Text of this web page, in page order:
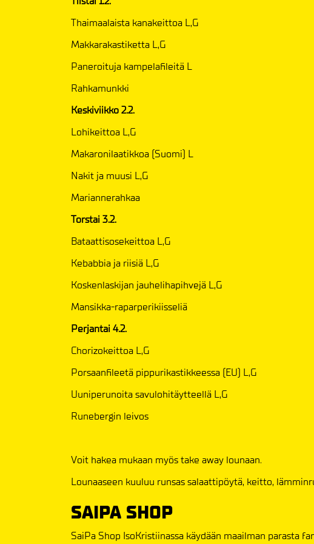
Thaimaalaista kanakeittoa L,G
Makkarakastiketta L,G
Paneroituja kampelafileitä L
Rahkamunkki
Keskiviikko 2.2.
Lohikeittoa L,G
Makaronilaatikkoa (Suomi) L
Nakit ja muusi L,G
Mariannerahkaa
Torstai 3.2.
Bataattisosekeittoa L,G
Kebabbia ja riisiä L,G
Koskenlaskijan jauhelihapihvejä L,G
Mansikka-raparperikiisseliä
Perjantai 4.2.
Chorizokeittoa L,G
Porsaanfileetä pippurikastikkeessa (EU) L,G
Uuniperunoita savulohitäytteellä L,G
Runebergin leivos
Voit hakea mukaan myös take away lounaan.
Lounaaseen kuuluu runsas salaattipöytä, keitto,
SAIPA SHOP
SaiPa Shop IsoKristiinassa käydään maailman parasta